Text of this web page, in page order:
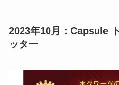
2023年10月：Capsule
ッター